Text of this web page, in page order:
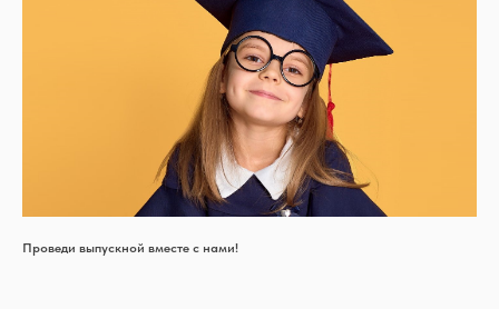
Проведи выпускной вместе с нами!